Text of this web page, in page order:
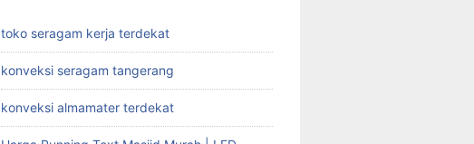
toko seragam kerja terdekat
konveksi seragam tangerang
konveksi almamater terdekat